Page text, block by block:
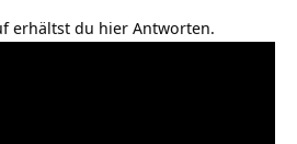
erhältst du hier Antworten.